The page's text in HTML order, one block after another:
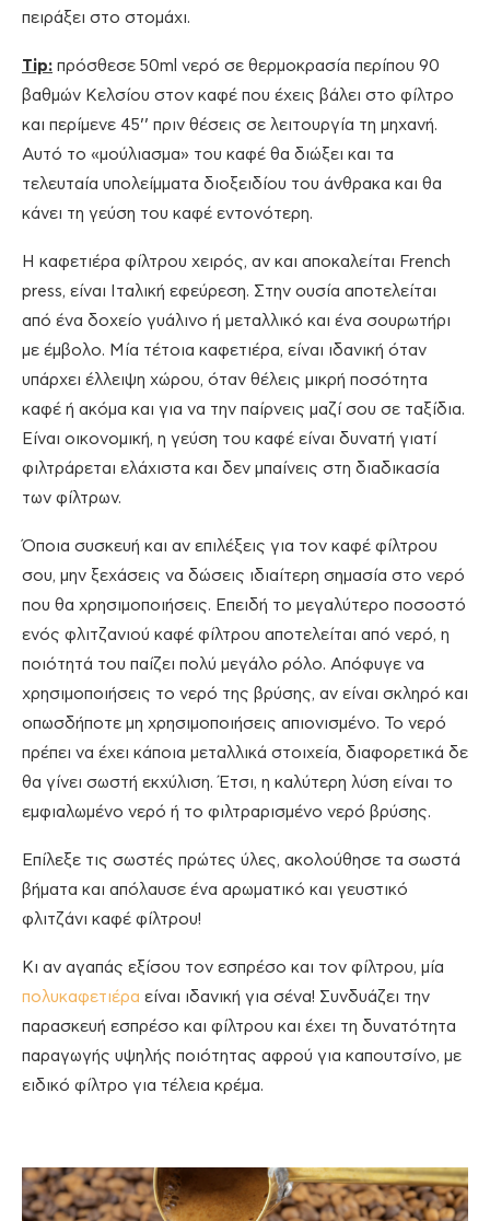
πειράξει στο στομάχι.
Tip: πρόσθεσε 50ml νερό σε θερμοκρασία περίπου 90
βαθμών Κελσίου στον καφέ που έχεις βάλει στο φίλτρο
και περίμενε 45’’ πριν θέσεις σε λειτουργία τη μηχανή.
Αυτό το «μούλιασμα» του καφέ θα διώξει και τα
τελευταία υπολείμματα διοξειδίου του άνθρακα και θα
κάνει τη γεύση του καφέ εντονότερη.
Η καφετιέρα φίλτρου χειρός, αν και αποκαλείται French
press, είναι Ιταλική εφεύρεση. Στην ουσία αποτελείται
από ένα δοχείο γυάλινο ή μεταλλικό και ένα σουρωτήρι
με έμβολο. Μία τέτοια καφετιέρα, είναι ιδανική όταν
υπάρχει έλλειψη χώρου, όταν θέλεις μικρή ποσότητα
καφέ ή ακόμα και για να την παίρνεις μαζί σου σε ταξίδια.
Είναι οικονομική, η γεύση του καφέ είναι δυνατή γιατί
φιλτράρεται ελάχιστα και δεν μπαίνεις στη διαδικασία
των φίλτρων.
Όποια συσκευή και αν επιλέξεις για τον καφέ φίλτρου
σου, μην ξεχάσεις να δώσεις ιδιαίτερη σημασία στο νερό
που θα χρησιμοποιήσεις. Επειδή το μεγαλύτερο ποσοστό
ενός φλιτζανιού καφέ φίλτρου αποτελείται από νερό, η
ποιότητά του παίζει πολύ μεγάλο ρόλο. Απόφυγε να
χρησιμοποιήσεις το νερό της βρύσης, αν είναι σκληρό και
οπωσδήποτε μη χρησιμοποιήσεις απιονισμένο. Το νερό
πρέπει να έχει κάποια μεταλλικά στοιχεία, διαφορετικά δε
θα γίνει σωστή εκχύλιση. Έτσι, η καλύτερη λύση είναι το
εμφιαλωμένο νερό ή το φιλτραρισμένο νερό βρύσης.
Επίλεξε τις σωστές πρώτες ύλες, ακολούθησε τα σωστά
βήματα και απόλαυσε ένα αρωματικό και γευστικό
φλιτζάνι καφέ φίλτρου!
Κι αν αγαπάς εξίσου τον εσπρέσο και τον φίλτρου, μία
πολυκαφετιέρα είναι ιδανική για σένα! Συνδυάζει την
παρασκευή εσπρέσο και φίλτρου και έχει τη δυνατότητα
παραγωγής υψηλής ποιότητας αφρού για καπουτσίνο, με
ειδικό φίλτρο για τέλεια κρέμα.